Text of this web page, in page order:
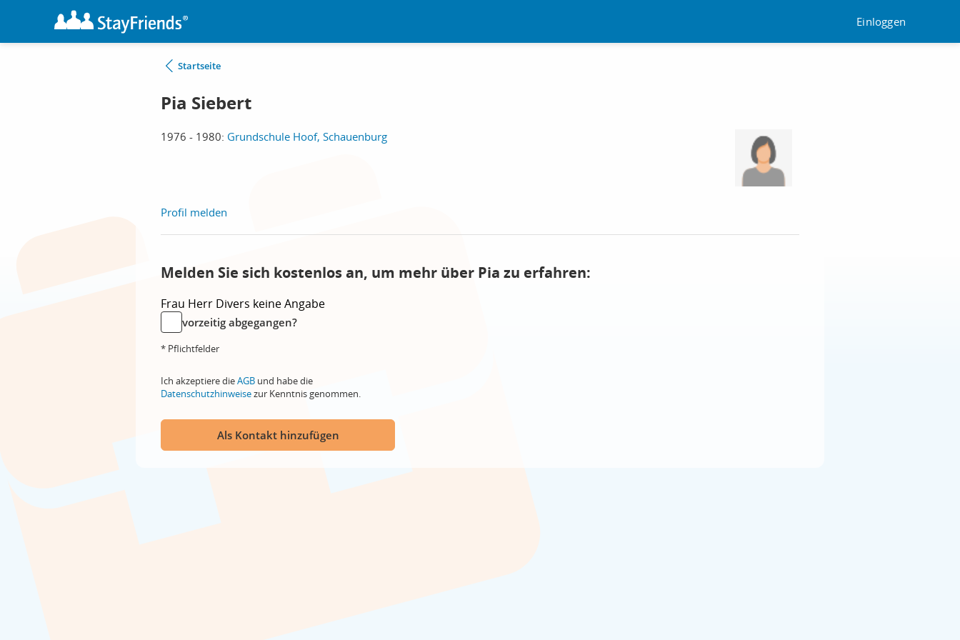
Einloggen
Startseite
Pia Siebert
1976 - 1980: Grundschule Hoof, Schauenburg
Profil melden
Melden Sie sich kostenlos an, um mehr über Pia zu erfahren:
Frau Herr Divers keine Angabe
vorzeitig abgegangen?
* Pflichtfelder
Ich akzeptiere dieAGB und habe die
Datenschutzhinweisezur Kenntnis genommen.
Als Kontakt hinzufügen